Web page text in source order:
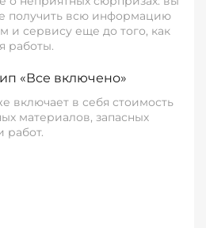
получить всю информацию
и сервису еще до того, как
работы.
«Все включено»
включает в себя стоимость
материалов, запасных
работ.